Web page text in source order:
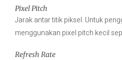
Pixel Pitch
Jarak antar titik piksel. Untuk
menggunakan pixel pitch kecil
Refresh Rate